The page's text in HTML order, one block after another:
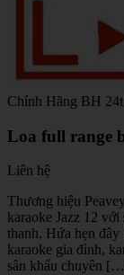
Chính Hãng BH 24t
Loa full range
Liên hệ
Thương hiệu
karaoke Jazz 12
thanh. Hứa hẹn
karaoke gia đình,
sân khấu chuyên